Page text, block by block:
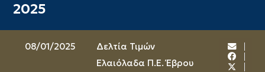
2025
08/01/2025
Δελτία Τιμών
Ελαιόλαδα Π.Ε. Έβρου